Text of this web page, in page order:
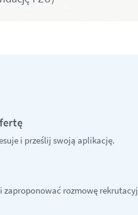
i prześlij swoją aplikację.
zaproponować rozmowę